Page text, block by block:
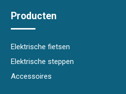
Producten
Elektrische fietsen
Elektrische steppen
Accessoires